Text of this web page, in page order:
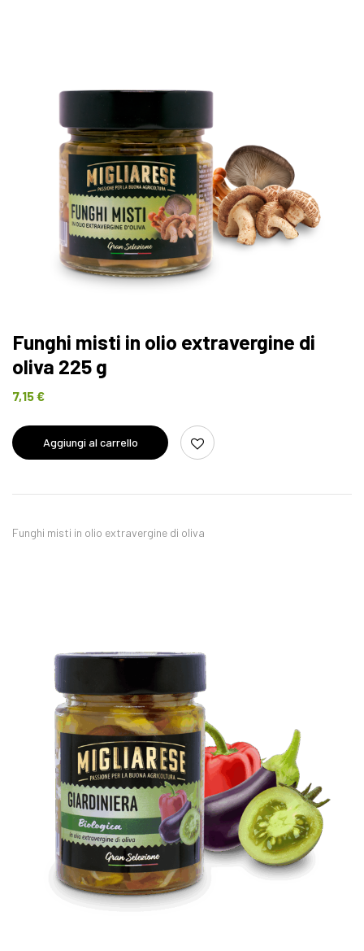
Funghi misti in olio extravergine di
oliva 225 g
7,15€
Aggiungi al carrello
Funghi misti in olio extravergine di oliva